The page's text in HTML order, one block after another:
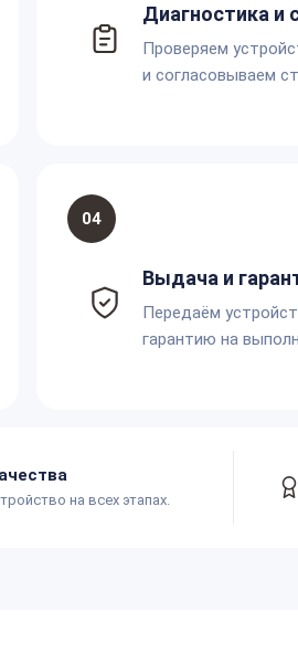
Диагностика и
Проверяем
и согласовываем
04
Выдача и
Передаём
гарантию на
на всех этапах.